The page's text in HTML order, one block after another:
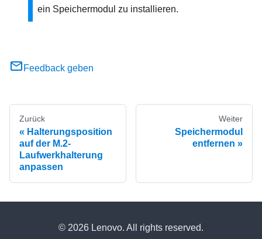
ein Speichermodul zu installieren.
Feedback geben
Zurück
Halterungsposition
auf der M.2-
Laufwerkhalterung
anpassen
Weiter
Speichermodul
entfernen
© 2026 Lenovo. All rights reserved.